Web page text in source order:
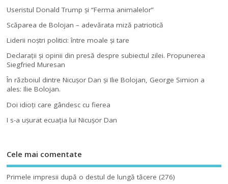
Useristul Donald Trump şi “Ferma animalelor”
Scăparea de Bolojan – adevărata miză patriotică
Liderii noştri politici: între moale şi tare
Declaraţii şi opinii din presă despre subiectul zilei. Propunerea
Siegfried Muresan
În războiul dintre Nicuşor Dan şi Ilie Bolojan, George Simion a
ales: Ilie Bolojan.
Doi idioţi care gândesc cu fierea
I s-a uşurat ecuaţia lui Nicuşor Dan
Cele mai comentate
Primele impresii după o destul de lungă tăcere (276)